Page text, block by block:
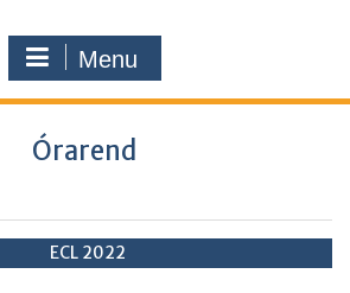
Menu
Órarend
ECL 2022